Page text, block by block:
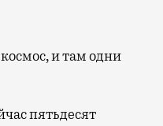
и там одни
пятьдесят